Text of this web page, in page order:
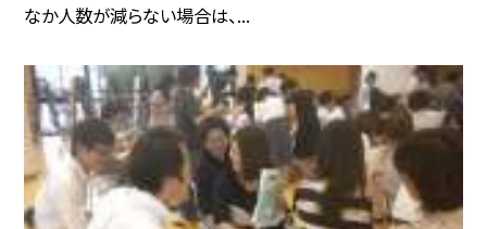
なか人数が減らない場合は、...